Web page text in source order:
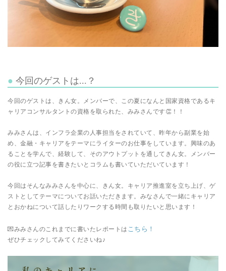
今回のゲストは...？
今回のゲストは、きん女。メンバーで、この夏になんと国家資格であるキ
ャリアコンサルタントの資格を取られた、みみさんです👏！！
みみさんは、インフラ企業の人事担当をされていて、昨年から副業を始
め、金融・キャリアをテーマにライターのお仕事をしています。興味のあ
ることを学んで、経験して、そのアウトプットを通してきん女。メンバー
の役に立つ記事を書きたいとコラムも書いていただいています！
今回はそんなみみさんを中心に、きん女。キャリア推進室を立ち上げ、ゲ
ストとしてテーマについてお話いただきます。みなさんで一緒にキャリア
とおかねについて話したりワークする時間も取りたいと思います！
💌みみさんのこれまでに書いたレポートは こちら！
ぜひチェックしてみてくださいね♪